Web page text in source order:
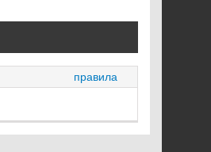
правила